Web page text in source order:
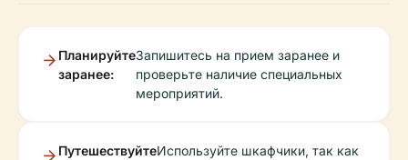
Планируйте
заранее:
Запишитесь на прием заранее и
проверьте наличие специальных
мероприятий.
ПутешествуйтеИспользуйте шкафчики, так как